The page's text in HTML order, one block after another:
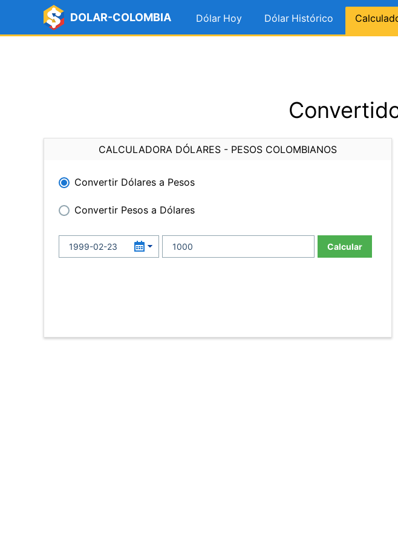
DOLAR-COLOMBIA Dólar Hoy Dólar Histórico
CALCULADORA DÓLARES - PESOS COLOMBIANOS
Convertir Dólares a Pesos
Convertir Pesos a Dólares
Calcular